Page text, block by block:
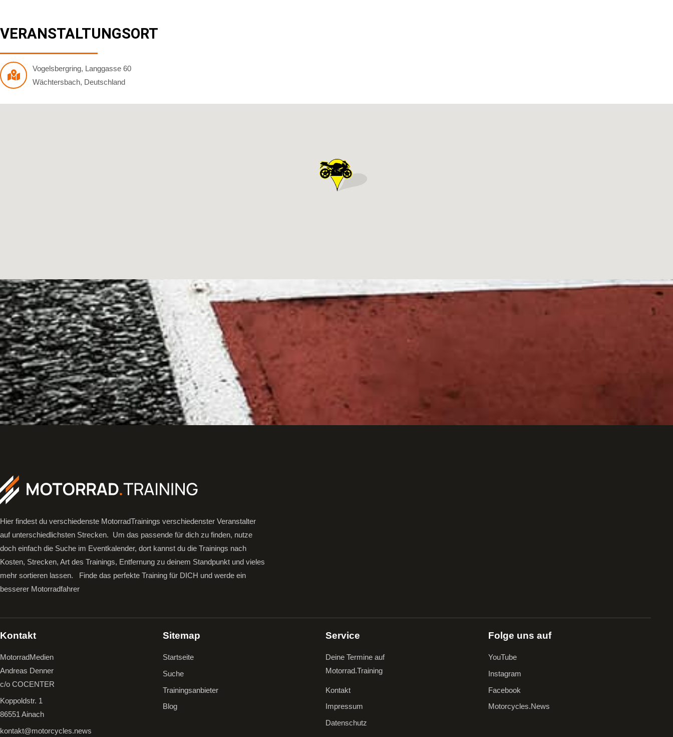
VERANSTALTUNGSORT
Vogelsbergring, Langgasse 60
Wächtersbach, Deutschland
Hier findest du verschiedenste MotorradTrainings verschiedenster Veranstalter
auf unterschiedlichsten Strecken. Um das passende für dich zu finden, nutze
doch einfach die Suche im Eventkalender, dort kannst du die Trainings nach
Kosten, Strecken, Art des Trainings, Entfernung zu deinem Standpunkt und vieles
mehr sortieren lassen. Finde das perfekte Training für DICH und werde ein
besserer Motorradfahrer
Kontakt
MotorradMedien
Andreas Denner
c/o COCENTER
Koppoldstr. 1
86551 Ainach
kontakt@motorcycles.news
Sitemap
Startseite
Suche
Trainingsanbieter
Blog
Service
Deine Termine auf
Motorrad.Training
Kontakt
Impressum
Datenschutz
Folge uns auf
YouTube
Instagram
Facebook
Motorcycles.News